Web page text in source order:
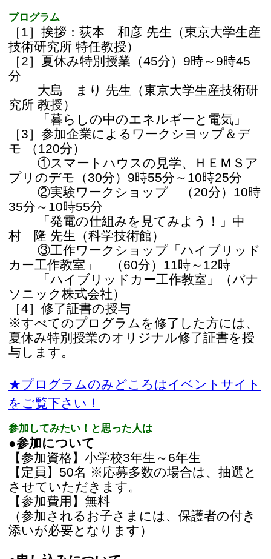
村　隆 先生（科学技術館）
③工作ワークショップ「ハイブリッド
カー工作教室」　（60分）11時～12時
「ハイブリッドカー工作教室」（パナ
ソニック株式会社）
［4］修了証書の授与
※すべてのプログラムを修了した方には、
夏休み特別授業のオリジナル修了証書を授
与します。
★プログラムのみどころはイベントサイト
をご覧下さい！
参加してみたい！と思った人は
●参加について
【参加資格】小学校3年生～6年生
【定員】50名 ※応募多数の場合は、抽選と
させていただきます。
【参加費用】無料
（参加されるお子さまには、保護者の付き
添いが必要となります）
●申し込みについて
こちらの申込みフォームよりお申し込みく
ださい。
【申込期間】6月25日（水）～7月21日
（月）
注意事項
申込み前に必ずご確認ください。
・参加されるお子さまには、保護者の付き
添いをお願いします。
保護者の付き添いは、原則1名までとさせ
は、 申込みフォームの「その他連絡」欄に
記載してください。
・授業に参加されない小さなお子様をお連
・3、4年生のお子様は、保護者の方に工作
の補助をお願いします。
・特別授業、ワークショップの風景を撮影
させていただく場合がありますので、予め
ご了
解下さい。お子さまの顔が写らないよう
配慮いたしますが、撮影不可をご希望され
場合は申込みフォームの「その他連絡」
欄に記載してください。
・その他ご不明な点は、下記までメールに